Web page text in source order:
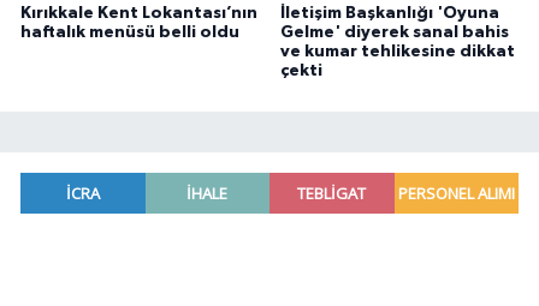
Kırıkkale Kent Lokantası’nın
haftalık menüsü belli oldu
İletişim Başkanlığı 'Oyuna
Gelme' diyerek sanal bahis
ve kumar tehlikesine dikkat
çekti